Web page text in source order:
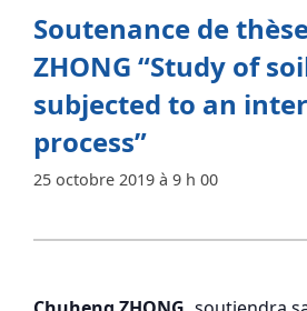
Soutenance de
ZHONG “Study of
subjected to an
process”
25 octobre 2019 à 9 h 00